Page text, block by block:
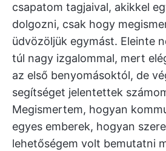
csapatom tagjaival, akikkel
dolgozni, csak hogy
üdvözöljük egymást. Eleinte
túl nagy izgalommal, mert
az első benyomásoktól, de
segítséget jelentettek
Megismertem, hogyan
egyes emberek, hogyan
lehetőségem volt bemutatni